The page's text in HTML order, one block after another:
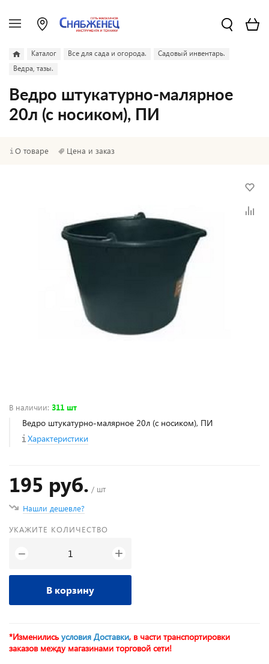
Каталог Все для сада и огорода.
Садовый инвентарь.
Ведра, тазы.
Ведро штукатурно-малярное
20л (с носиком), ПИ
О товаре Цена и заказ
В наличии: 311 шт
Ведро штукатурно-малярное 20л (с носиком), ПИ
Характеристики
195 руб. / шт
Нашли дешевле?
УКАЖИТЕ КОЛИЧЕСТВО
− +
В корзину
*Изменились условия Доставки, в части транспортировки
заказов между магазинами торговой сети!